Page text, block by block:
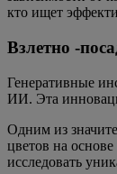
кто ищет
Взлетно -
Генеративные
ИИ. Эта
Одним из
цветов на
исследовать